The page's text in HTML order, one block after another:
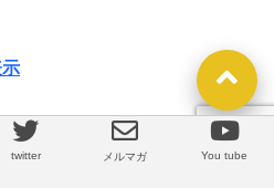
LINE
twitter メルマガ You tube